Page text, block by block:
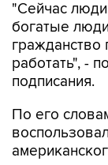
гражданство
работать", -
подписания.
По его
Президент